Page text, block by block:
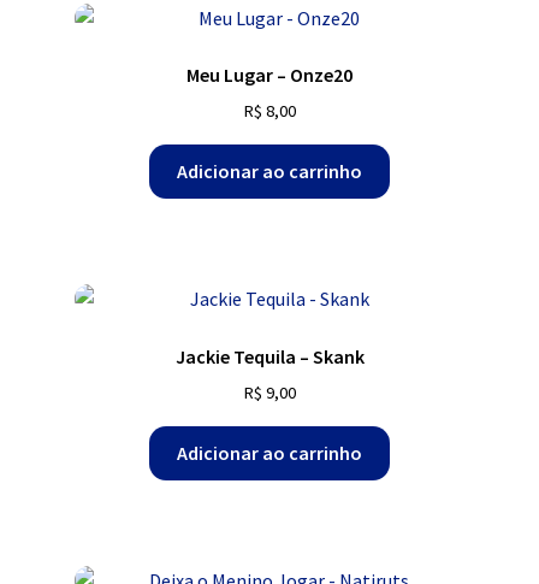
Meu Lugar – Onze20
R$ 8,00
Adicionar ao carrinho
Jackie Tequila – Skank
R$ 9,00
Adicionar ao carrinho